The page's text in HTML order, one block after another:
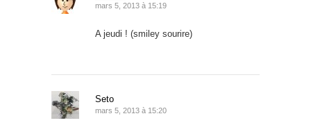
mars 5, 2013 à 15:19
A jeudi ! (smiley sourire)
Seto
mars 5, 2013 à 15:20